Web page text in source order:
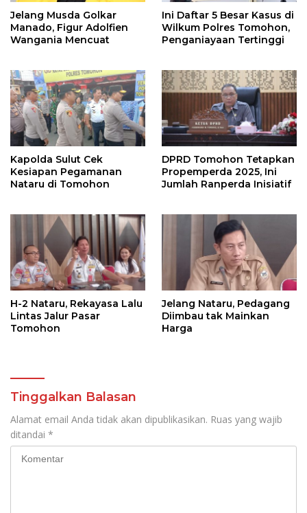
Jelang Musda Golkar
Manado, Figur Adolfien
Wangania Mencuat
Ini Daftar 5 Besar Kasus di
Wilkum Polres Tomohon,
Penganiayaan Tertinggi
Kapolda Sulut Cek
Kesiapan Pegamanan
Nataru di Tomohon
DPRD Tomohon Tetapkan
Propemperda 2025, Ini
Jumlah Ranperda Inisiatif
H-2 Nataru, Rekayasa Lalu
Lintas Jalur Pasar
Tomohon
Jelang Nataru, Pedagang
Diimbau tak Mainkan
Harga
Tinggalkan Balasan
Alamat email Anda tidak akan dipublikasikan. Ruas yang wajib
ditandai *